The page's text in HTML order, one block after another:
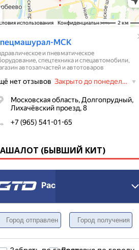
(БЫВШИЙ КИТ)
Расчет грузоперевозки